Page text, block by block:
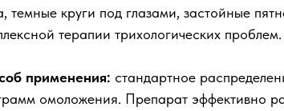
темные круги под глазами, застойные
терапии трихологических проблем.
применения: стандартное
омоложения. Препарат эффективно